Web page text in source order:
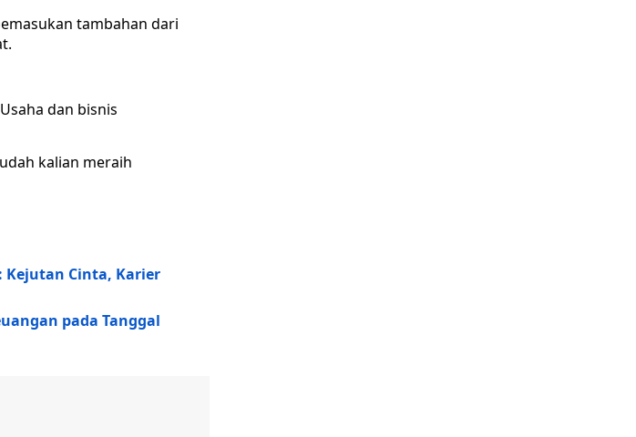
tambahan dari
dan bisnis
kalian meraih
Kejutan Cinta, Karier
pada Tanggal